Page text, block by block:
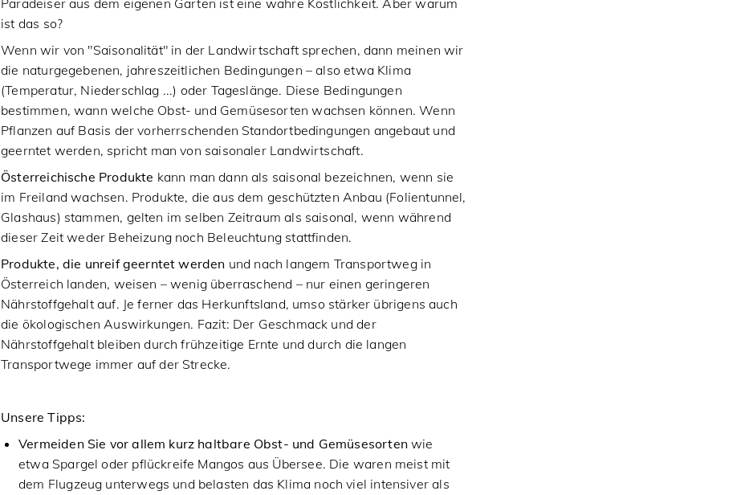
Paradeiser aus dem eigenen Garten ist eine wahre Köstlichkeit. Aber warum
ist das so?
Wenn wir von "Saisonalität" in der Landwirtschaft sprechen, dann meinen wir
die naturgegebenen, jahreszeitlichen Bedingungen – also etwa Klima
(Temperatur, Niederschlag ...) oder Tageslänge. Diese Bedingungen
bestimmen, wann welche Obst- und Gemüsesorten wachsen können. Wenn
Pflanzen auf Basis der vorherrschenden Standortbedingungen angebaut und
geerntet werden, spricht man von saisonaler Landwirtschaft.
Österreichische Produkte kann man dann als saisonal bezeichnen, wenn sie
im Freiland wachsen. Produkte, die aus dem geschützten Anbau (Folientunnel,
Glashaus) stammen, gelten im selben Zeitraum als saisonal, wenn während
dieser Zeit weder Beheizung noch Beleuchtung stattfinden.
Produkte, die unreif geerntet werden und nach langem Transportweg in
Österreich landen, weisen – wenig überraschend – nur einen geringeren
Nährstoffgehalt auf. Je ferner das Herkunftsland, umso stärker übrigens auch
die ökologischen Auswirkungen. Fazit: Der Geschmack und der
Nährstoffgehalt bleiben durch frühzeitige Ernte und durch die langen
Transportwege immer auf der Strecke.
Unsere Tipps:
Vermeiden Sie vor allem kurz haltbare Obst- und Gemüsesorten wie
etwa Spargel oder pflückreife Mangos aus Übersee. Die waren meist mit
dem Flugzeug unterwegs und belasten das Klima noch viel intensiver als